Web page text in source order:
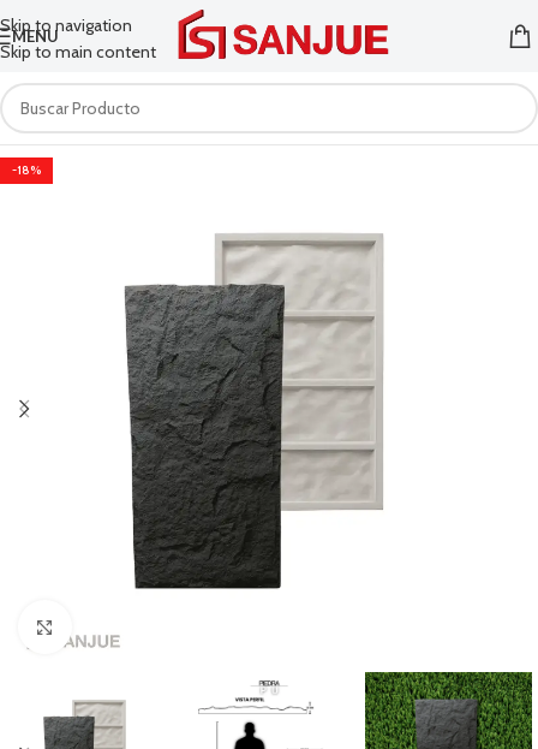
Skip to navigation
Skip to main content
MENU
-18%